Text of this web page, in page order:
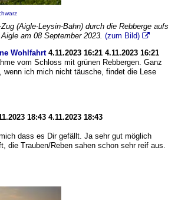
(Aigle-Leysin-Bahn) durch die Rebberge aufs
am 08 September 2023. (zum Bild) 
Wohlfahrt4.11.2023 16:21 4.11.2023 16:21
vom Schloss mit grünen Rebbergen. Ganz
wenn ich mich nicht täusche, findet die Lese
18:43 4.11.2023 18:43
dass es Dir gefällt. Ja sehr gut möglich
die Trauben/Reben sahen schon sehr reif aus.